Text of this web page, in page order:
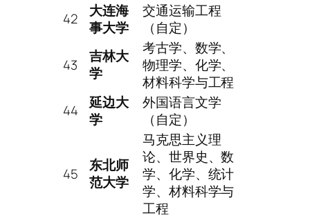
42
大连海
事大学
交通运输工程
（自定）
43
吉林大
学
考古学、数学、
物理学、化学、
材料科学与工程
44
延边大
学
外国语言文学
（自定）
45
东北师
范大学
马克思主义理
论、世界史、数
学、化学、统计
学、材料科学与
工程